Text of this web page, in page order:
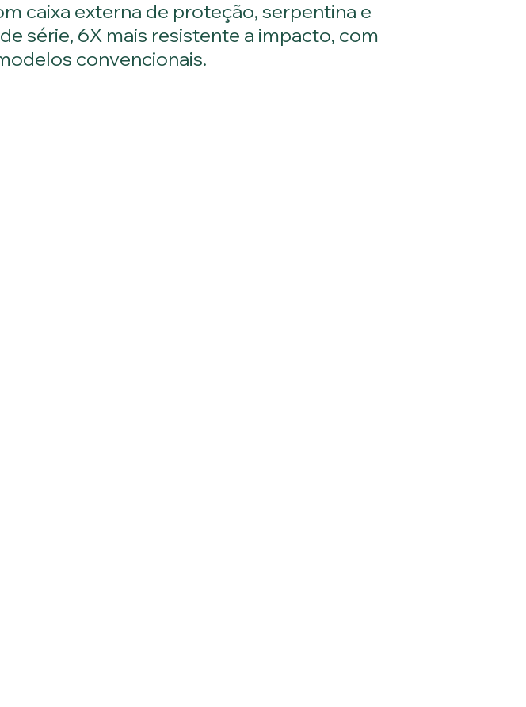
caixa externa de proteção, serpentina e
série, 6X mais resistente a impacto, com
convencionais.